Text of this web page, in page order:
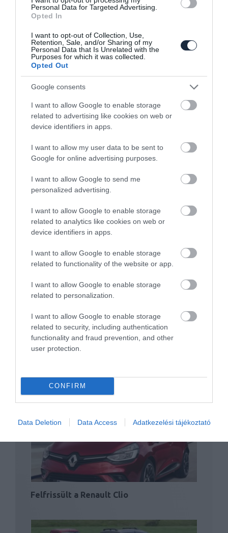
Personal Data for Targeted Advertising.
Opted In
I want to opt-out of Collection, Use,
Retention, Sale, and/or Sharing of my
Personal Data that Is Unrelated with the
Purposes for which it was collected.
Opted Out
Google consents
I want to allow Google to enable storage
related to advertising like cookies on web or
device identifiers in apps.
I want to allow my user data to be sent to
Google for online advertising purposes.
I want to allow Google to send me
personalized advertising.
I want to allow Google to enable storage
related to analytics like cookies on web or
device identifiers in apps.
I want to allow Google to enable storage
related to functionality of the website or app.
I want to allow Google to enable storage
related to personalization.
I want to allow Google to enable storage
related to security, including authentication
functionality and fraud prevention, and other
user protection.
CONFIRM
Data Deletion Data Access Adatkezelési tájékoztató
palettáról a…
Jól megy a villanyautózás a franciáknak
Megérkezett a Captur új generációja
Ráncfelvarrást kap a Renault Koleos
Felfrissült a Renault Clio